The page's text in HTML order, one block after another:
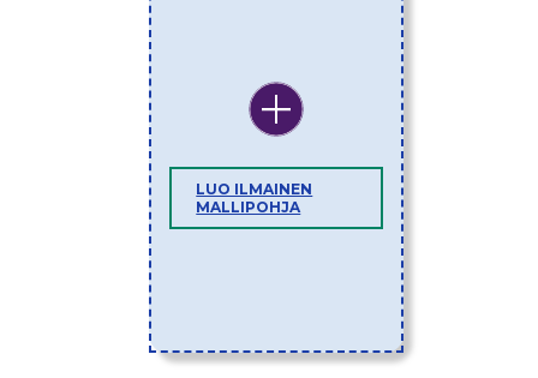
LUO ILMAINEN
MALLIPOHJA